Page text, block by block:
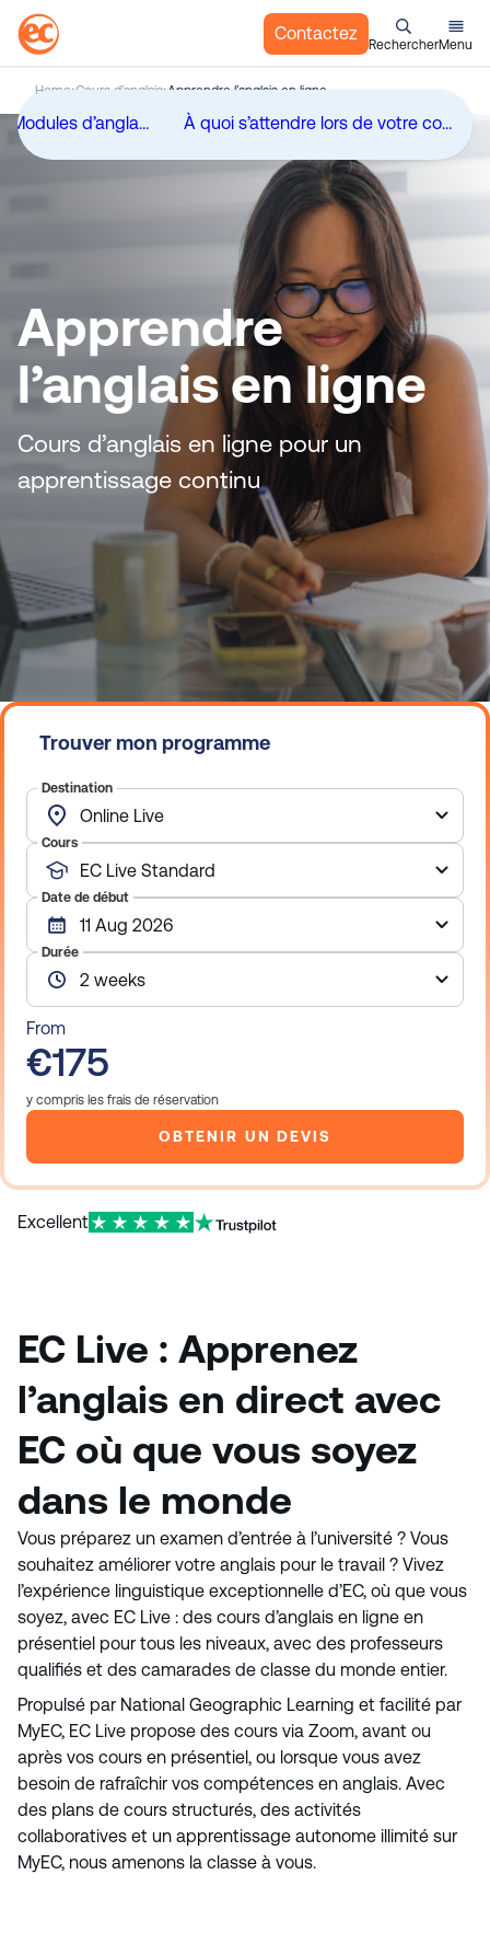
Contactez
RechercherMenu
Home Cours d’anglais Apprendre l’anglais en ligne
Apprendre
l’anglais en ligne
Cours d’anglais en ligne pour un
apprentissage continu
Trouver mon programme
Destination
Cours
Date de début
Durée
From
€175
y compris les frais de réservation
OBTENIR UN DEVIS
Excellent
EC Live : Apprenez
l’anglais en direct avec
EC où que vous soyez
dans le monde
Vous préparez un examen d’entrée à l’université ? Vous
souhaitez améliorer votre anglais pour le travail ? Vivez
l’expérience linguistique exceptionnelle d’EC, où que vous
soyez, avec EC Live : des cours d’anglais en ligne en
présentiel pour tous les niveaux, avec des professeurs
qualifiés et des camarades de classe du monde entier.
Propulsé par National Geographic Learning et facilité par
MyEC, EC Live propose des cours via Zoom, avant ou
après vos cours en présentiel, ou lorsque vous avez
besoin de rafraîchir vos compétences en anglais. Avec
des plans de cours structurés, des activités
collaboratives et un apprentissage autonome illimité sur
MyEC, nous amenons la classe à vous.
English for Work: Modules d’anglais des affaires À quoi s’attendre lors de votre cours d’anglais en ligne